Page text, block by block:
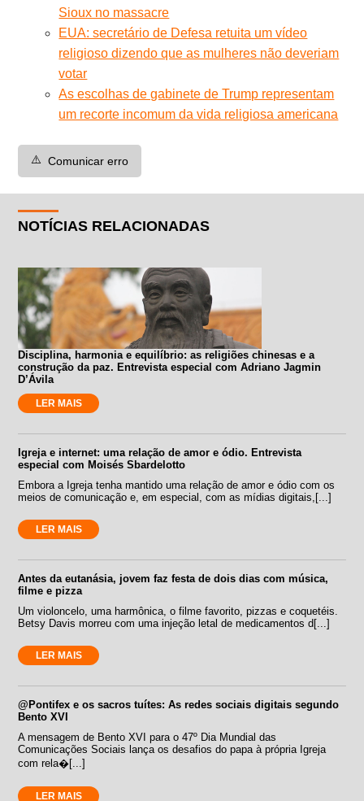
Sioux no massacre
EUA: secretário de Defesa retuita um vídeo
religioso dizendo que as mulheres não deveriam
votar
As escolhas de gabinete de Trump representam
um recorte incomum da vida religiosa americana
⚠️ Comunicar erro
NOTÍCIAS RELACIONADAS
Disciplina, harmonia e equilíbrio: as religiões chinesas e a
construção da paz. Entrevista especial com Adriano Jagmin
D’Ávila
LER MAIS
Igreja e internet: uma relação de amor e ódio. Entrevista
especial com Moisés Sbardelotto
Embora a Igreja tenha mantido uma relação de amor e ódio com os
meios de comunicação e, em especial, com as mídias digitais,[...]
LER MAIS
Antes da eutanásia, jovem faz festa de dois dias com música,
filme e pizza
Um violoncelo, uma harmônica, o filme favorito, pizzas e coquetéis.
Betsy Davis morreu com uma injeção letal de medicamentos d[...]
LER MAIS
@Pontifex e os sacros tuítes: As redes sociais digitais segundo
Bento XVI
A mensagem de Bento XVI para o 47º Dia Mundial das
Comunicações Sociais lança os desafios do papa à própria Igreja
com rela�[...]
LER MAIS